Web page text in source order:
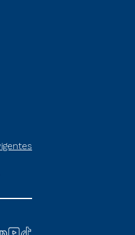
que ofertam
é um formato do